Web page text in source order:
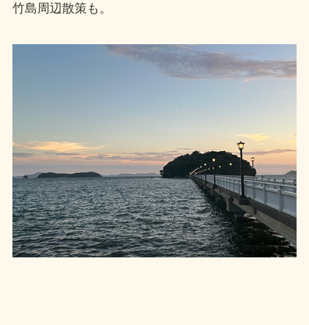
竹島周辺散策も。